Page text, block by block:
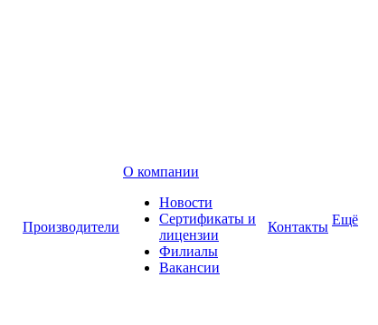
Производители
О компании
Новости
Сертификаты и
лицензии
Филиалы
Вакансии
Контакты Ещё